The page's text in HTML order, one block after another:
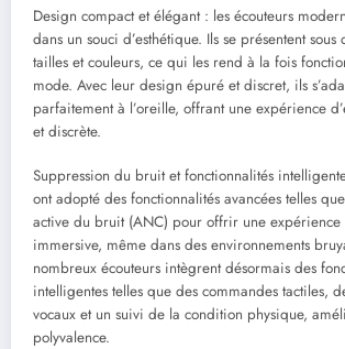
Design compact et élégant : les écouteurs
dans un souci d’esthétique. Ils se présentent
tailles et couleurs, ce qui les rend à la fois
mode. Avec leur design épuré et discret, ils
parfaitement à l’oreille, offrant une expérience
et discrète.
Suppression du bruit et fonctionnalités
ont adopté des fonctionnalités avancées telles
active du bruit (ANC) pour offrir une expérience
immersive, même dans des environnements
nombreux écouteurs intègrent désormais des
intelligentes telles que des commandes tactiles,
vocaux et un suivi de la condition physique,
polyvalence.